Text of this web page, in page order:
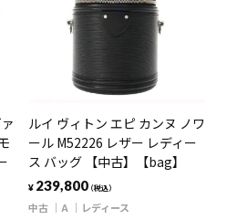
ルイ ヴィトン エピ カンヌ ノワ
ール M52226 レザー レディー
ス バッグ 【中古】【bag】
¥ 239,800（税込）
中古 A レディース